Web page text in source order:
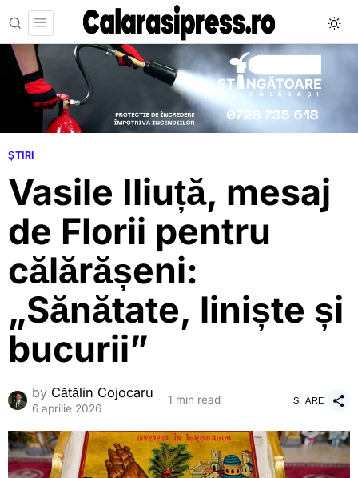
ȘTIRI
Vasile Iliuță, mesaj
de Florii pentru
călărășeni:
„Sănătate, liniște și
bucurii”
by Cătălin Cojocaru
6 aprilie 2026
1 min read SHARE